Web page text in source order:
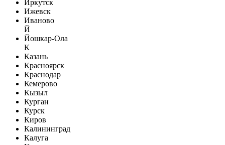
Иркутск
Ижевск
Иваново
Й
Йошкар-Ола
К
Казань
Красноярск
Краснодар
Кемерово
Кызыл
Курган
Курск
Киров
Калининград
Калуга